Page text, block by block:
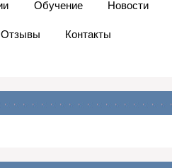
Обучение
Новости
Отзывы
Контакты